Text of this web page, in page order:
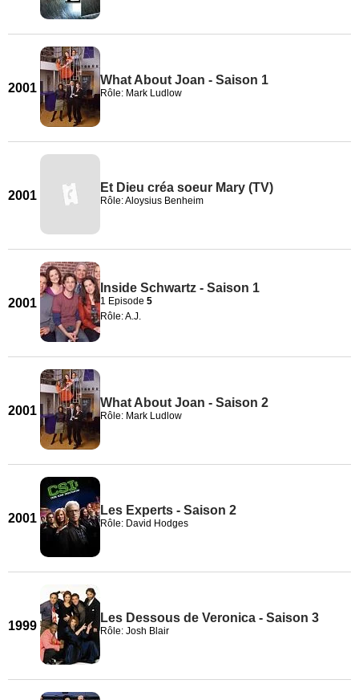
2001
What About Joan - Saison 1
Rôle: Mark Ludlow
2001
Et Dieu créa soeur Mary (TV)
Rôle: Aloysius Benheim
2001
Inside Schwartz - Saison 1
1 Episode 5
Rôle: A.J.
2001
What About Joan - Saison 2
Rôle: Mark Ludlow
2001
Les Experts - Saison 2
Rôle: David Hodges
1999
Les Dessous de Veronica - Saison 3
Rôle: Josh Blair